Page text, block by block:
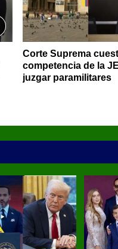
Corte Suprema
competencia de la
juzgar paramilitares